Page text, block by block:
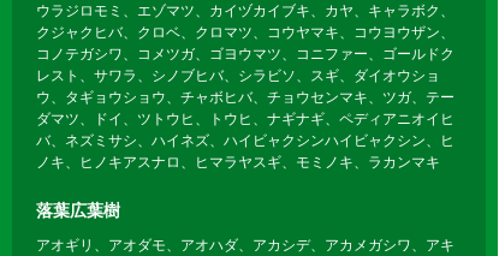
ウラジロモミ、エゾマツ、カイヅカイブキ、カヤ、キャラボク、
クジャクヒバ、クロベ、クロマツ、コウヤマキ、コウヨウザン、
コノテガシワ、コメツガ、ゴヨウマツ、コニファー、ゴールドク
レスト、サワラ、シノブヒバ、シラビソ、スギ、ダイオウショ
ウ、タギョウショウ、チャボヒバ、チョウセンマキ、ツガ、テー
ダマツ、ドイ、ツトウヒ、トウヒ、ナギナギ、ペディアニオイヒ
バ、ネズミサシ、ハイネズ、ハイビャクシンハイビャクシン、ヒ
ノキ、ヒノキアスナロ、ヒマラヤスギ、モミノキ、ラカンマキ
落葉広葉樹
アオギリ、アオダモ、アオハダ、アカシデ、アカメガシワ、アキ